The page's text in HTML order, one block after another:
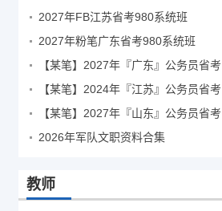
2027年FB江苏省考980系统班
2027年粉笔广东省考980系统班
【某笔】2027年『广东』公务员省考
【某笔】2024年『江苏』公务员省考
【某笔】2027年『山东』公务员省考
2026年军队文职资料合集
教师